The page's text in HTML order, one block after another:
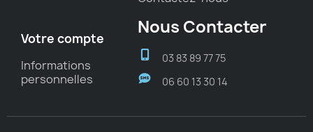
Votre compte
Informations
personnelles
Nous Contacter
03 83 89 77 75
06 60 13 30 14